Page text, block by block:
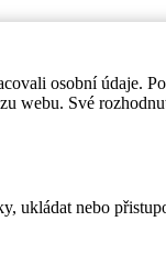
osobní údaje.
webu. Své
ukládat nebo